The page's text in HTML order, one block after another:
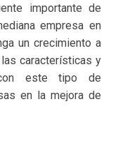
importante de
empresa en
un crecimiento a
características y
este tipo de
en la mejora de